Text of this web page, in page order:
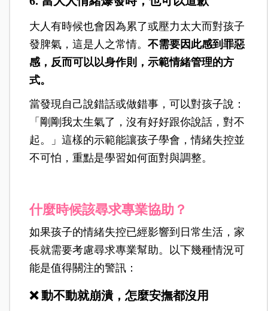
大人有時候也會因為累了或壓力太大而對孩子
發脾氣，這是人之常情。不需要因此感到罪惡
感，反而可以以身作則，示範情緒管理的方
式。
當發現自己說錯話或做錯事，可以對孩子說：
「剛剛我太生氣了，沒有好好跟你說話，對不
起。」這樣的示範能讓孩子學會，情緒失控並
不可怕，重點是學習如何面對與調整。
什麼時候該尋求專業協助？
如果孩子的情緒失控已經影響到日常生活，家
長就需要考慮尋求專業幫助。以下幾種情況可
能是值得關注的警訊：
❌動不動就崩潰，怎麼安撫都沒用